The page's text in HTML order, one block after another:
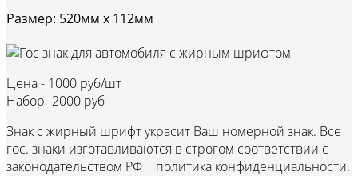
Размер: 520мм х 112мм
Цена - 1000 руб/шт
Набор- 2000 руб
Знак с жирный шрифт украсит Ваш номерной знак. Все
гос. знаки изготавливаются в строгом соответствии с
законодательством РФ + политика конфиденциальности.